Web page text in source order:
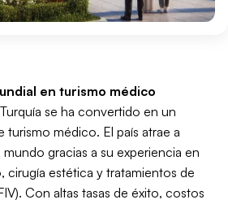
en turismo médico
se ha convertido en un
médico. El país atrae a
gracias a su experiencia en
cirugía estética y tratamientos de
Con altas tasas de éxito, costos